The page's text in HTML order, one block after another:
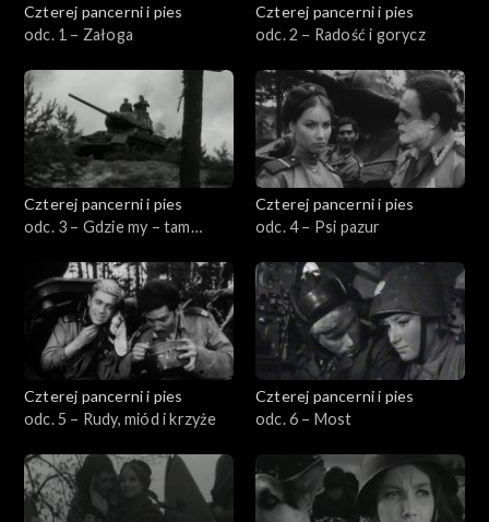
Czterej pancerni i pies
odc. 1 – Załoga
Czterej pancerni i pies
odc. 2 – Radość i gorycz
Czterej pancerni i pies
odc. 3 – Gdzie my – tam
Czterej pancerni i pies
odc. 4 – Psi pazur
Czterej pancerni i pies
odc. 5 – Rudy, miód i krzyże
Czterej pancerni i pies
odc. 6 – Most